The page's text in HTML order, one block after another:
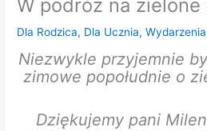
W podróż na zielone
Dla Rodzica, Dla Ucznia,Wydarzenia
Niezwykle przyjemnie
zimowe popołudnie o
Dziękujemy pani